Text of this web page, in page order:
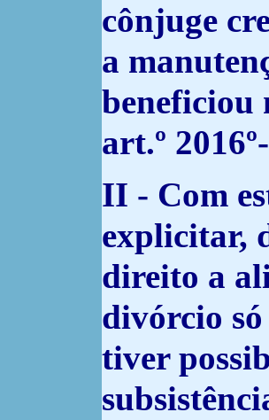
cônjuge
a
beneficiou
art.º
II - Com
explicitar,
direito a
divórcio
tiver